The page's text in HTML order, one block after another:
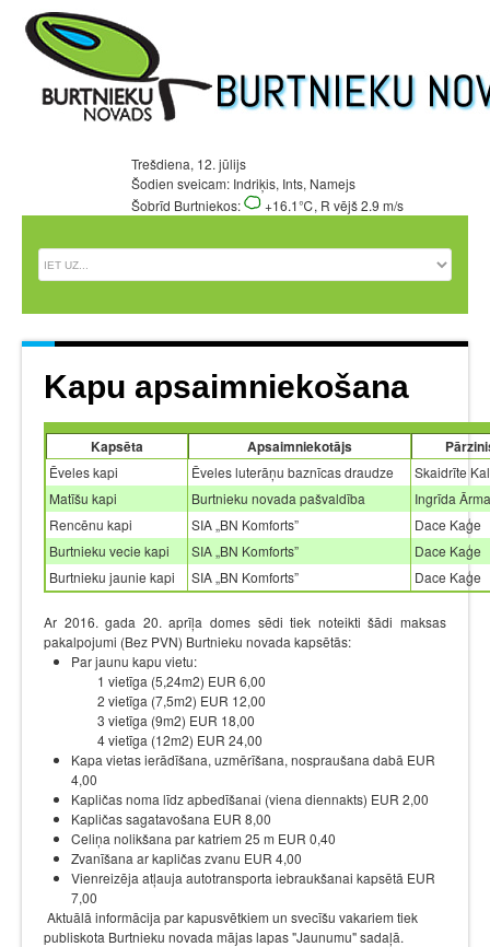
Trešdiena, 12. jūlijs
Šodien sveicam: Indriķis, Ints, Namejs
Šobrīd Burtniekos:
+16.1℃, R vējš 2.9 m/s
Kapu apsaimniekošana
Kapsēta Apsaimniekotājs
Ēveles kapi Ēveles luterāņu baznīcas draudze
Skaidrīte
Matīšu kapi
Burtnieku novada pašvaldība
Ingrīda
Rencēnu kapi
SIA „BN Komforts”
Dace Kaģe
Burtnieku vecie kapi
SIA „BN Komforts”
Dace Kaģe
Burtnieku jaunie kapi
SIA „BN Komforts” Dace Kaģe
Ar 2016. gada 20. aprīļa domes sēdi tiek noteikti šādi maksas
pakalpojumi (Bez PVN) Burtnieku novada kapsētās:
Par jaunu kapu vietu:
1 vietīga (5,24m2) EUR 6,00
2 vietīga (7,5m2) EUR 12,00
3 vietīga (9m2) EUR 18,00
4 vietīga (12m2) EUR 24,00
Kapa vietas ierādīšana, uzmērīšana, nospraušana dabā EUR
4,00
Kapličas noma līdz apbedīšanai (viena diennakts) EUR 2,00
Kapličas sagatavošana EUR 8,00
Celiņa nolikšana par katriem 25 m EUR 0,40
Zvanīšana ar kapličas zvanu EUR 4,00
Vienreizēja atļauja autotransporta iebraukšanai kapsētā EUR
7,00
Aktuālā informācija par kapusvētkiem un svecīšu vakariem tiek
publiskota Burtnieku novada mājas lapas "Jaunumu" sadaļā.